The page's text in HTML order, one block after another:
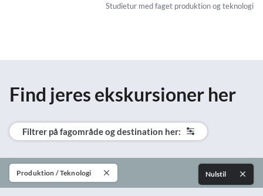
Studietur med faget produktion og teknologi
Find jeres ekskursioner her
Filtrer på fagområde og destination her:
Produktion / Teknologi Nulstil